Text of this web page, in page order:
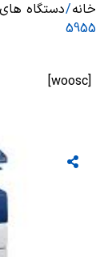
خانه/دستگاه
5955
[woosc]